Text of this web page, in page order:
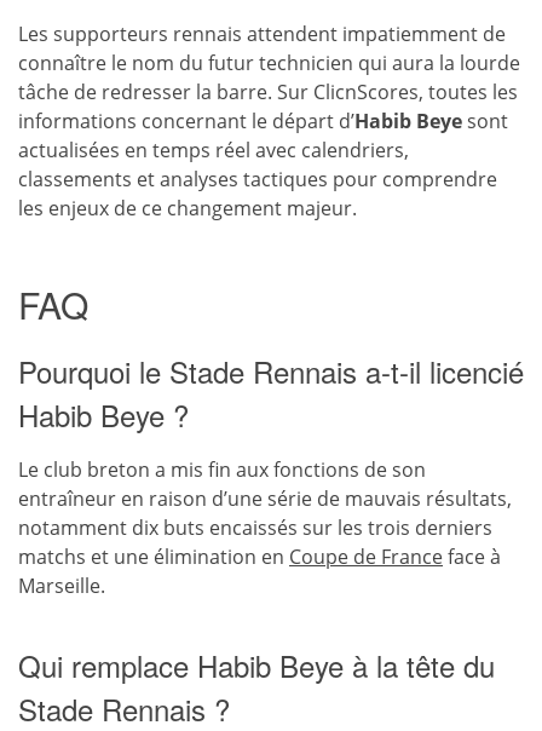
Les supporteurs rennais attendent impatiemment de
connaître le nom du futur technicien qui aura la lourde
tâche de redresser la barre. Sur ClicnScores, toutes les
informations concernant le départ d’Habib Beyesont
actualisées en temps réel avec calendriers,
classements et analyses tactiques pour comprendre
les enjeux de ce changement majeur.
FAQ
Pourquoi le Stade Rennais a-t-il licencié
Habib Beye ?
Le club breton a mis fin aux fonctions de son
entraîneur en raison d’une série de mauvais résultats,
notamment dix buts encaissés sur les trois derniers
matchs et une élimination en Coupe de Franceface à
Marseille.
Qui remplace Habib Beye à la tête du
Stade Rennais ?